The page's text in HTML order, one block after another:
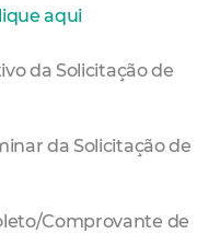
aqui
da Solicitação de
da Solicitação de
Comprovante de